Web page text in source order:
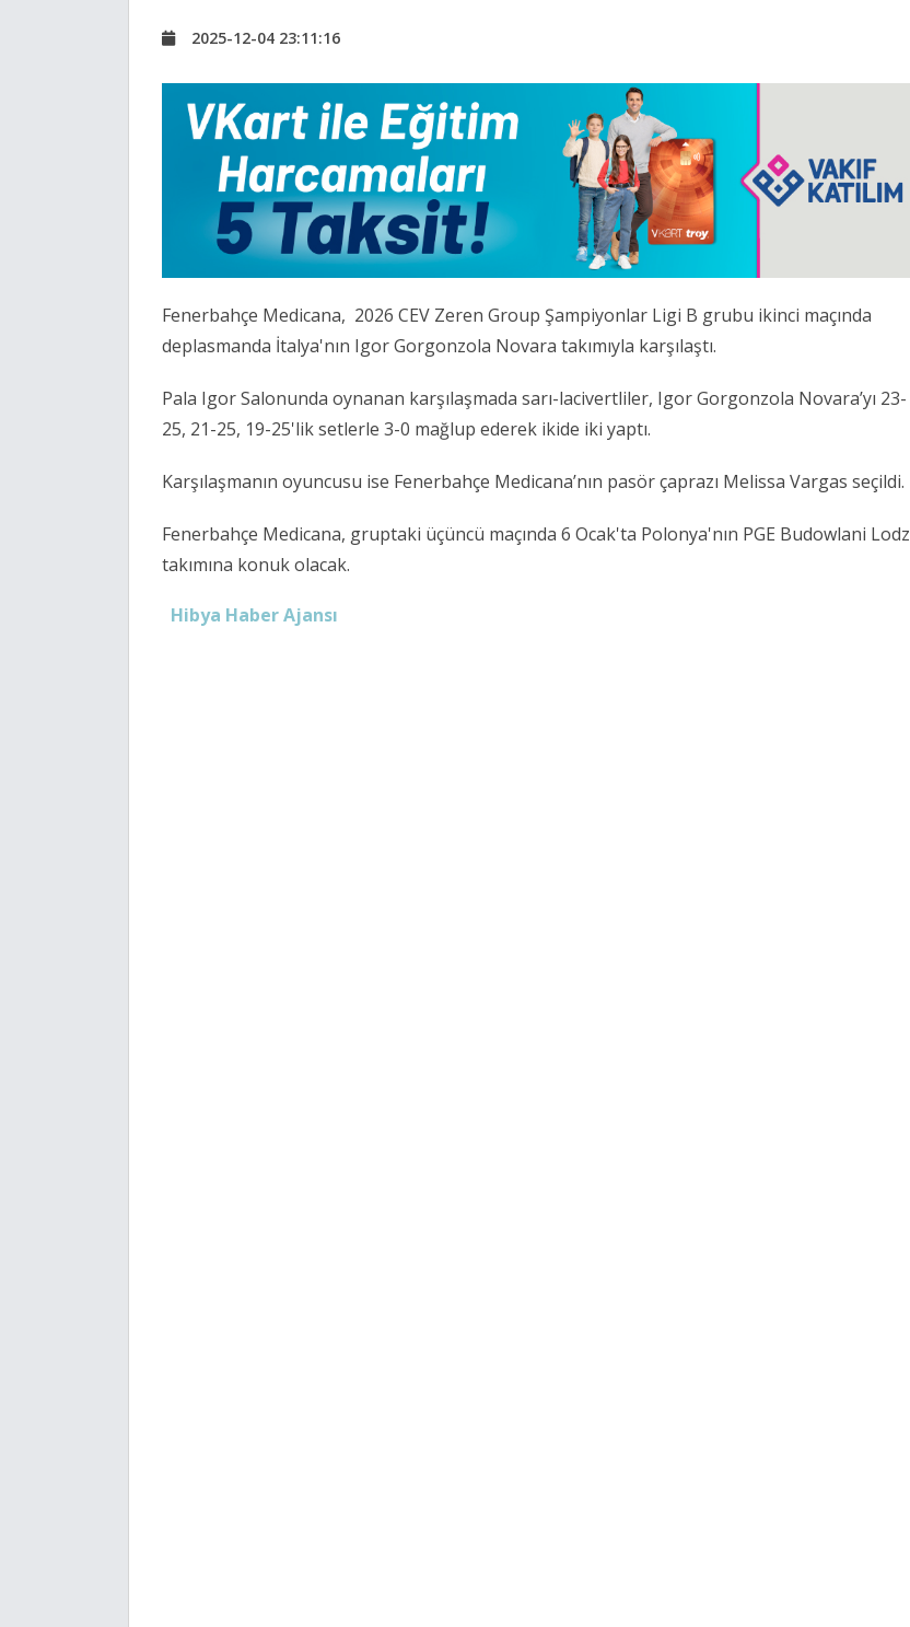
2025-12-04 23:11:16
Fenerbahçe Medicana, 2026 CEV Zeren Group Şampiyonlar Ligi B grubu ikinci maçında
deplasmanda İtalya'nın Igor Gorgonzola Novara takımıyla karşılaştı.
Pala Igor Salonunda oynanan karşılaşmada sarı-lacivertliler, Igor Gorgonzola Novara’yı 23-
25, 21-25, 19-25'lik setlerle 3-0 mağlup ederek ikide iki yaptı.
Karşılaşmanın oyuncusu ise Fenerbahçe Medicana’nın pasör çaprazı Melissa Vargas seçildi.
Fenerbahçe Medicana, gruptaki üçüncü maçında 6 Ocak'ta Polonya'nın PGE Budowlani Lodz
takımına konuk olacak.
Hibya Haber Ajansı